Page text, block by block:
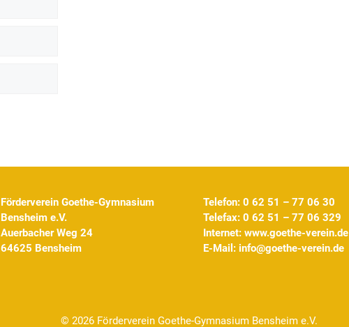
Förderverein Goethe-Gymnasium
Bensheim e.V.
Auerbacher Weg 24
64625 Bensheim
Telefon: 0 62 51 – 77 06 30
Telefax: 0 62 51 – 77 06 329
Internet: www.goethe-verein.de
E-Mail: info@goethe-verein.de
© 2026 Förderverein Goethe-Gymnasium Bensheim e.V.